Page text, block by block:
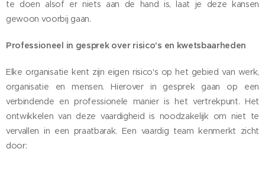
te doen alsof er niets aan de hand is, laat je deze kansen
gewoon voorbij gaan.
Professioneel in gesprek over risico's en kwetsbaarheden
Elke organisatie kent zijn eigen risico's op het gebied van werk,
organisatie en mensen. Hierover in gesprek gaan op een
verbindende en professionele manier is het vertrekpunt. Het
ontwikkelen van deze vaardigheid is noodzakelijk om niet te
vervallen in een praatbarak. Een vaardig team kenmerkt zicht
door: